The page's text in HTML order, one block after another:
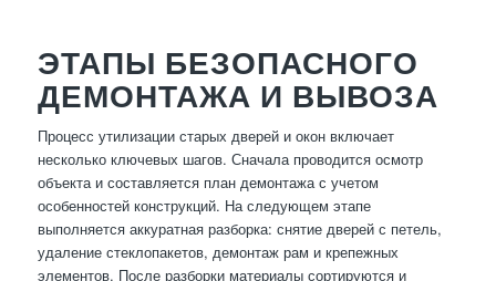
ЭТАПЫ БЕЗОПАСНОГО
ДЕМОНТАЖА И ВЫВОЗА
Процесс утилизации старых дверей и окон включает
несколько ключевых шагов. Сначала проводится осмотр
объекта и составляется план демонтажа с учетом
особенностей конструкций. На следующем этапе
выполняется аккуратная разборка: снятие дверей с петель,
удаление стеклопакетов, демонтаж рам и крепежных
элементов. После разборки материалы сортируются и